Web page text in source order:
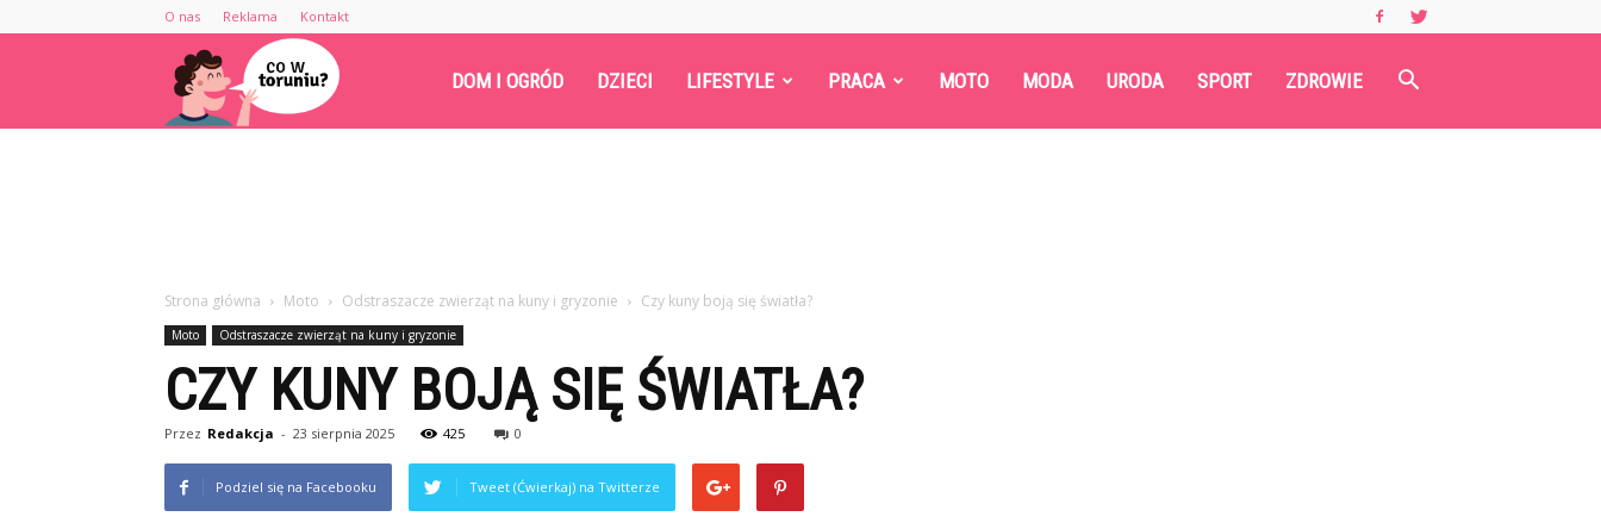
O nas Reklama Kontakt
Cowtoruniu.pl DOM I OGRÓD DZIECI LIFESTYLE PRACA MOTO MODA URODA SPORT ZDROWIE
Strona główna Moto Odstraszacze zwierząt na kuny i gryzonie Czy kuny boją się światła?
Moto Odstraszacze zwierząt na kuny i gryzonie
CZY KUNY BOJĄ SIĘ ŚWIATŁA?
Przez Redakcja - 23 sierpnia 2025 425 0
Podziel się na Facebooku Tweet (Ćwierkaj) na Twitterze